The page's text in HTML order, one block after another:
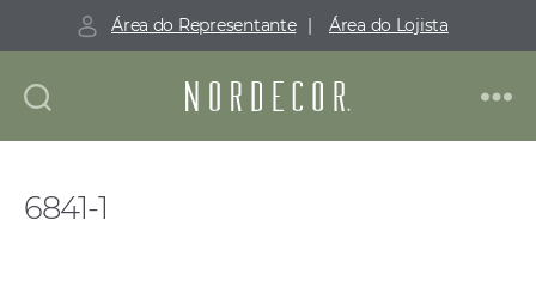
Área do Representante | Área do Lojista
Nordecor
6841-1